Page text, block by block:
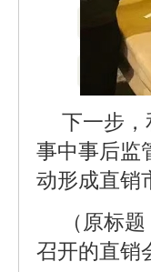
下一步
事中事后监
动形成直销
（原标
召开的直销